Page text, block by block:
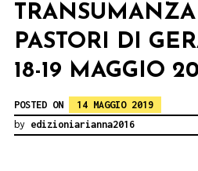
PASTORI DI
18-19 MAGGIO
POSTED ON
14 MAGGIO 2019
by edizioniarianna2016